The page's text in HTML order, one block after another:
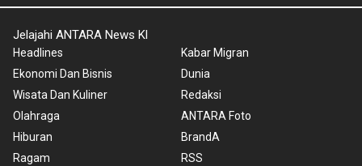
Jelajahi ANTARA News Kl
Headlines
Ekonomi Dan Bisnis
Wisata Dan Kuliner
Olahraga
Hiburan
Ragam
Kabar Migran
Dunia
Redaksi
ANTARA Foto
BrandA
RSS